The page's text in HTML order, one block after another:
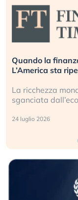
Quando la
L’America sta
La ricchezza
sganciata
24 luglio 2026